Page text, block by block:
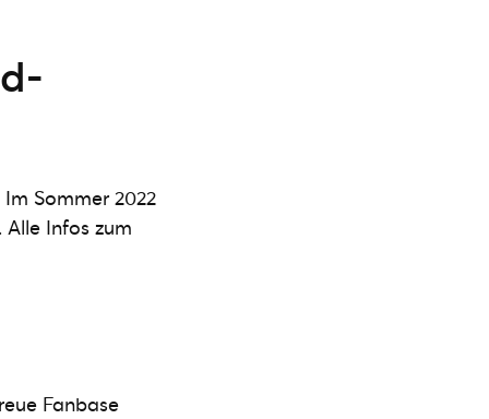
Sommer 2022
Infos zum
Fanbase